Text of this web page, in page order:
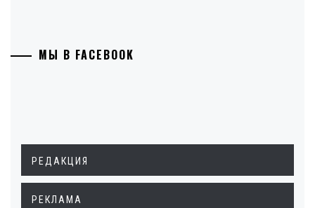
МЫ В FACEBOOK
РЕДАКЦИЯ
РЕКЛАМА